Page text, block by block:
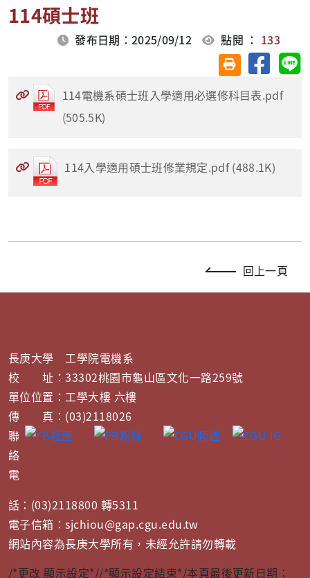
114碩士班
發布日期：2025/09/12 點閱 ： 133
友善列印(另開視
分享至
114電機系碩士班入學適用必選修科目表.pdf
(505.5K)
114入學適用碩士班修業規定.pdf (488.1K)
回上一頁
長庚大學 工學院電機系
校 址：33302桃園市龜山區文化一路259號
單位位置：工學大樓 六樓
傳 真：(03)2118026
聯
絡
電
話：(03)2118800 轉5311
電子信箱：sjchiou@gap.cgu.edu.tw
網站內容為長庚大學所有，未經允許請勿轉載
/*更改 顯示設定*//*顯示設定結束*/本頁最後更新日期：